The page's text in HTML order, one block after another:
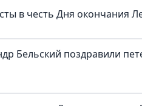
в честь Дня окончания
Бельский поздравили